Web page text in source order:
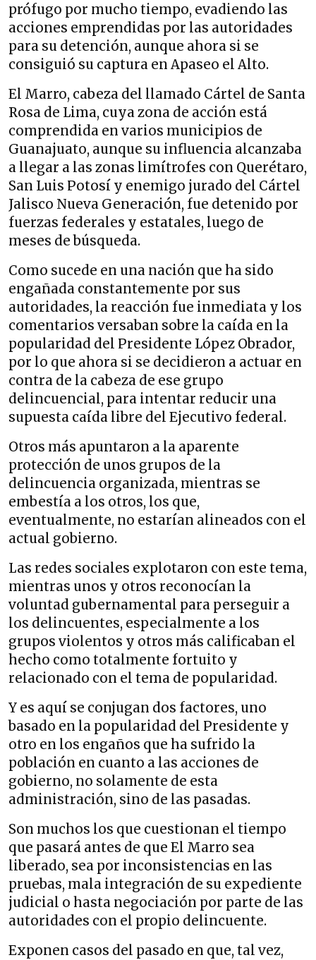
prófugo por mucho tiempo, evadiendo las
acciones emprendidas por las autoridades
para su detención, aunque ahora si se
consiguió su captura en Apaseo el Alto.
El Marro, cabeza del llamado Cártel de Santa
Rosa de Lima, cuya zona de acción está
comprendida en varios municipios de
Guanajuato, aunque su influencia alcanzaba
a llegar a las zonas limítrofes con Querétaro,
San Luis Potosí y enemigo jurado del Cártel
Jalisco Nueva Generación, fue detenido por
fuerzas federales y estatales, luego de
meses de búsqueda.
Como sucede en una nación que ha sido
engañada constantemente por sus
autoridades, la reacción fue inmediata y los
comentarios versaban sobre la caída en la
popularidad del Presidente López Obrador,
por lo que ahora si se decidieron a actuar en
contra de la cabeza de ese grupo
delincuencial, para intentar reducir una
supuesta caída libre del Ejecutivo federal.
Otros más apuntaron a la aparente
protección de unos grupos de la
delincuencia organizada, mientras se
embestía a los otros, los que,
eventualmente, no estarían alineados con el
actual gobierno.
Las redes sociales explotaron con este tema,
mientras unos y otros reconocían la
voluntad gubernamental para perseguir a
los delincuentes, especialmente a los
grupos violentos y otros más calificaban el
hecho como totalmente fortuito y
relacionado con el tema de popularidad.
Y es aquí se conjugan dos factores, uno
basado en la popularidad del Presidente y
otro en los engaños que ha sufrido la
población en cuanto a las acciones de
gobierno, no solamente de esta
administración, sino de las pasadas.
Son muchos los que cuestionan el tiempo
que pasará antes de que El Marro sea
liberado, sea por inconsistencias en las
pruebas, mala integración de su expediente
judicial o hasta negociación por parte de las
autoridades con el propio delincuente.
Exponen casos del pasado en que, tal vez,